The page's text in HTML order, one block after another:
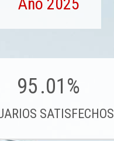
95.01%
SATISFECHOS